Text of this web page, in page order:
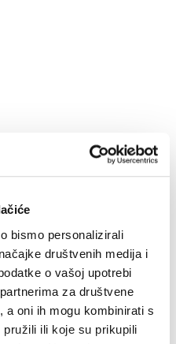
bismo personalizirali
društvenih medija i
o vašoj upotrebi
za društvene
a oni ih mogu kombinirati s
ili koje su prikupili